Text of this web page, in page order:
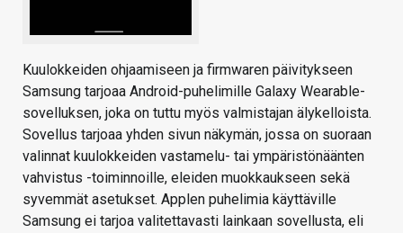
Kuulokkeiden ohjaamiseen ja firmwaren päivitykseen
Samsung tarjoaa Android-puhelimille Galaxy Wearable-
sovelluksen, joka on tuttu myös valmistajan älykelloista.
Sovellus tarjoaa yhden sivun näkymän, jossa on suoraan
valinnat kuulokkeiden vastamelu- tai ympäristönäänten
vahvistus -toiminnoille, eleiden muokkaukseen sekä
syvemmät asetukset. Applen puhelimia käyttäville
Samsung ei tarjoa valitettavasti lainkaan sovellusta, eli